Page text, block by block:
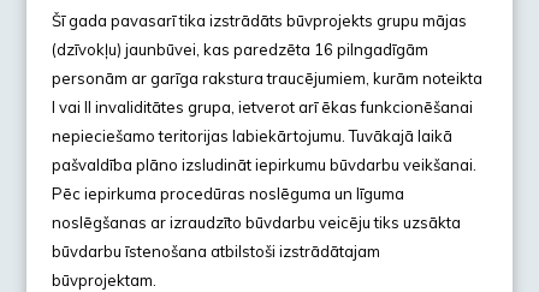
Šī gada pavasarī tika izstrādāts būvprojekts grupu mājas
(dzīvokļu) jaunbūvei, kas paredzēta 16 pilngadīgām
personām ar garīga rakstura traucējumiem, kurām noteikta
I vai II invaliditātes grupa, ietverot arī ēkas funkcionēšanai
nepieciešamo teritorijas labiekārtojumu. Tuvākajā laikā
pašvaldība plāno izsludināt iepirkumu būvdarbu veikšanai.
Pēc iepirkuma procedūras noslēguma un līguma
noslēgšanas ar izraudzīto būvdarbu veicēju tiks uzsākta
būvdarbu īstenošana atbilstoši izstrādātajam
būvprojektam.